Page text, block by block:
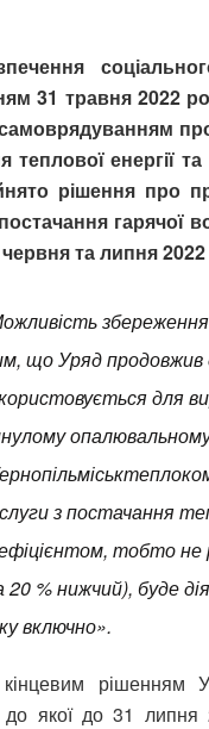
31 травня 2022
теплової енергії
рішення про
постачання
та липня
що Уряд продовжив
для
з постачання
тобто не
20 % нижчий), буде
включно».
рішенням
до якої до 31